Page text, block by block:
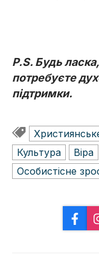
P.S. Будь ласка,
потребуєте
підтримки.
Культура
Віра
Особистісне